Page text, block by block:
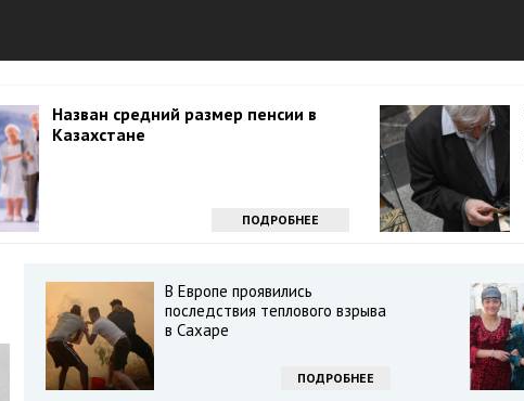
Назван средний размер пенсии в
Казахстане
ПОДРОБНЕЕ
В Европе проявились
последствия теплового взрыва
в Сахаре
ПОДРОБНЕЕ